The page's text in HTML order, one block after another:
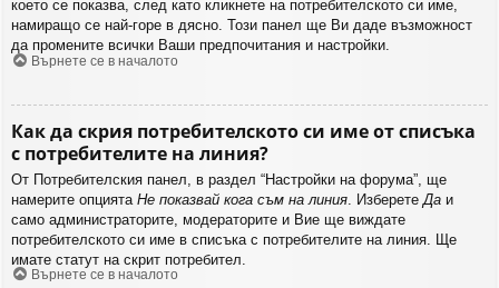
което се показва, след като кликнете на потребителското си име,
намиращо се най-горе в дясно. Този панел ще Ви даде възможност
да промените всички Ваши предпочитания и настройки.
Върнете се в началото
Как да скрия потребителското си име от списъка
с потребителите на линия?
От Потребителския панел, в раздел “Настройки на форума”, ще
намерите опцията Не показвай кога съм на линия . Изберете Да и
само администраторите, модераторите и Вие ще виждате
потребителското си име в списъка с потребителите на линия. Ще
имате статут на скрит потребител.
Върнете се в началото